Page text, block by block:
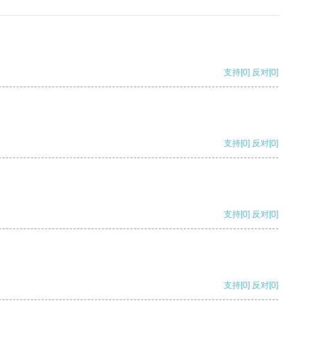
支持[0] 反对[0]
支持[0] 反对[0]
支持[0] 反对[0]
支持[0] 反对[0]